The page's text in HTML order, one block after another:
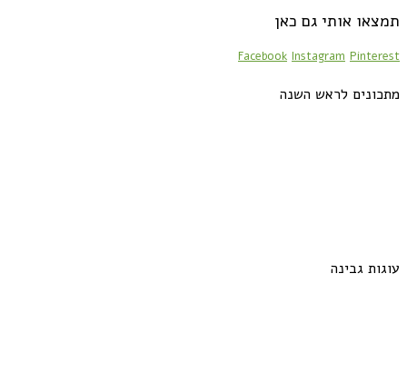
תמצאו אותי גם כאן
Facebook Instagram Pinterest
מתכונים לראש השנה
עוגות גבינה